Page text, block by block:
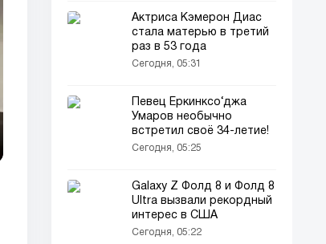
Актриса Кэмерон Диас
стала матерью в третий
раз в 53 года
Сегодня, 05:31
Певец Ёркинксо‘джа
Умаров необычно
встретил своё 34-летие!
Сегодня, 05:25
Galaxy Z Фолд 8 и Фолд 8
Ultra вызвали рекордный
интерес в США
Сегодня, 05:22